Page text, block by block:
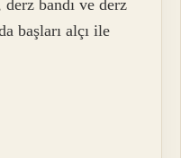
bandı ve derz
başları alçı ile